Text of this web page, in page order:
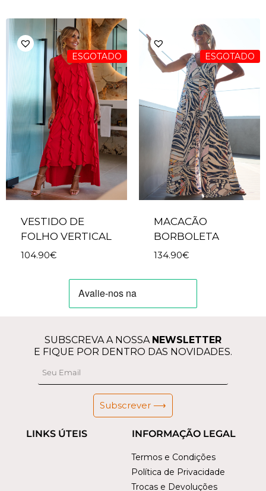
ESGOTADO
VESTIDO DE
FOLHO VERTICAL
104.90€
ESGOTADO
MACACÃO
BORBOLETA
134.90€
INFORMAÇÃO LEGAL
Termos e Condições
Política de Privacidade
Trocas e Devoluções
LINKS ÚTEIS
SUBSCREVA A NOSSA NEWSLETTER
E FIQUE POR DENTRO DAS NOVIDADES.
Subscrever ⟶